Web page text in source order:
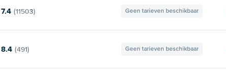
7.4 (11503) Geen tarieven beschikbaar
8.4 (491) Geen tarieven beschikbaar